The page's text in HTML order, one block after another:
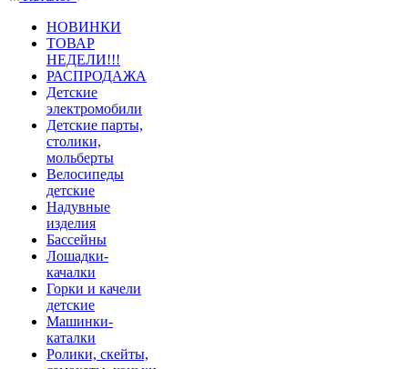
НОВИНКИ
ТОВАР
НЕДЕЛИ!!!
РАСПРОДАЖА
Детские
электромобили
Детские парты,
столики,
мольберты
Велосипеды
детские
Надувные
изделия
Бассейны
Лошадки-
качалки
Горки и качели
детские
Машинки-
каталки
Ролики, скейты,